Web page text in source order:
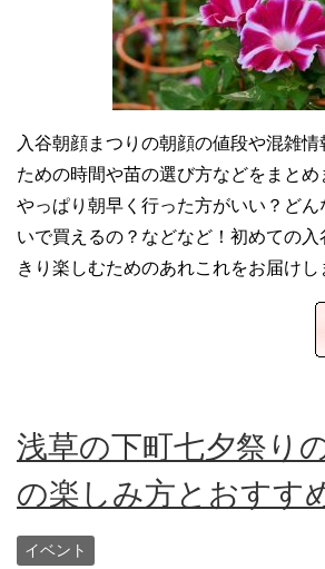
入谷朝顔まつりの朝顔の値段や混雑
ための時間や苗の選び方などをまと
やっぱり朝早く行った方がいい？どん
いで買えるの？などなど！初めての
きり楽しむためのあれこれをお届けし
浅草の下町七夕祭り
の楽しみ方とおすす
イベント